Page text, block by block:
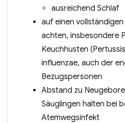
ausreichend Schlaf
auf einen
achten, insbesondere
Keuchhusten
influenzae, auch der
Bezugspersonen
Abstand zu
Säuglingen halten bei
Atemwegsinfekt